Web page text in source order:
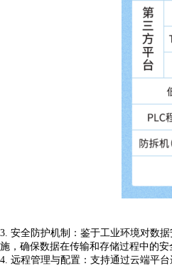
3. 安全防护机制：鉴于工业环境对数
施，确保数据在传输和存储过程中的
4. 远程管理与配置：支持通过云端平台